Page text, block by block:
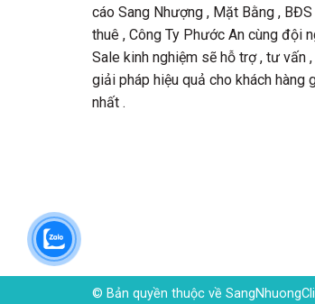
cáo Sang Nhượng , Mặt Bằng ,
thuê , Công Ty Phước An cùng đội
Sale kinh nghiệm sẽ hỗ trợ , tư vấn
giải pháp hiệu quả cho khách hàng
nhất .
© Bản quyền thuộc về